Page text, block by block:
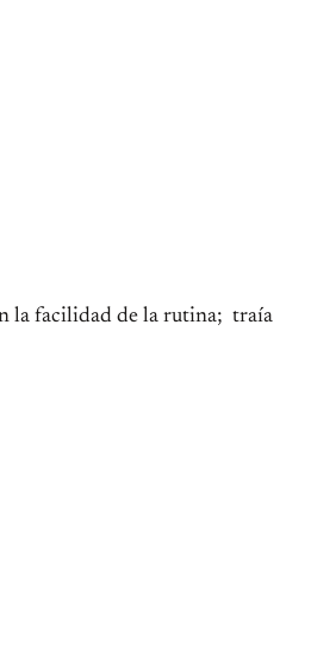
la facilidad de la rutina; traía